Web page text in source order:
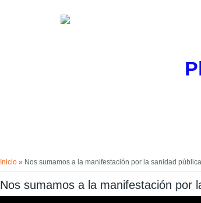
Inicio » Nos sumamos a la manifestación por la sanidad
Nos sumamos a la manifestación por